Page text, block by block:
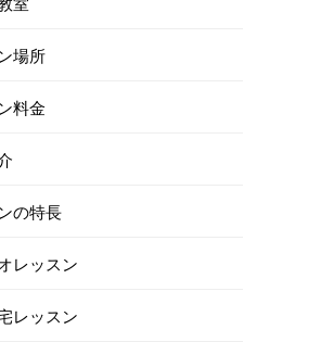
場所
料金
の特長
レッスン
レッスン